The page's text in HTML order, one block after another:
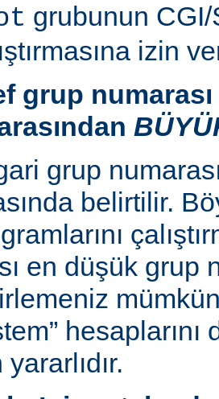
grubunun CGI/
izin
grup
grup
belirtilir.
en düşük grup
mümkün